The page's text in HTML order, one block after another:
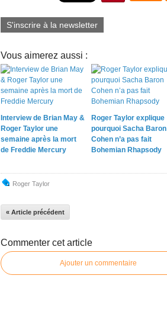
S'inscrire à la newsletter
Vous aimerez aussi :
Interview de Brian May &
Roger Taylor une
semaine après la mort
de Freddie Mercury
Roger Taylor explique
pourquoi Sacha Baron
Cohen n’a pas fait
Bohemian Rhapsody
Roger Taylor
« Article précédent
Commenter cet article
Ajouter un commentaire